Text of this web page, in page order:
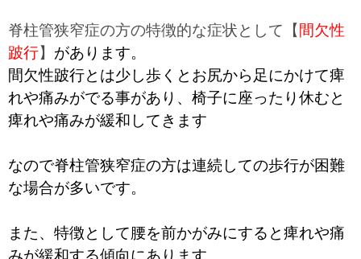
脊柱管狭窄症の方の特徴的な症状として【 間欠性
跛行】 があります。
間欠性跛行とは少し歩くとお尻から足にかけて痺
れや痛みがでる事があり、椅子に座ったり休むと
痺れや痛みが緩和してきます
なので脊柱管狭窄症の方は連続しての歩行が困難
な場合が多いです。
また、特徴として腰を前かがみにすると痺れや痛